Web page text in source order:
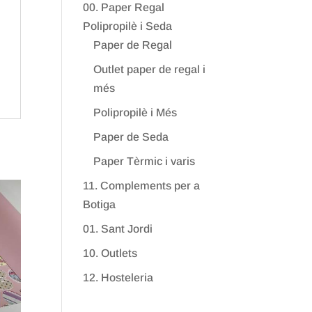
00. Paper Regal
Polipropilè i Seda
Paper de Regal
Outlet paper de regal i
més
Polipropilè i Més
Paper de Seda
Paper Tèrmic i varis
11. Complements per a
Botiga
01. Sant Jordi
10. Outlets
12. Hosteleria